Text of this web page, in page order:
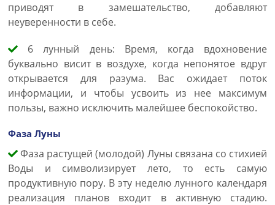
приводят в замешательство, добавляют
неуверенности в себе.
6 лунный день: Время, когда вдохновение
буквально висит в воздухе, когда непонятое вдруг
открывается для разума. Вас ожидает поток
информации, и чтобы усвоить из нее максимум
пользы, важно исключить малейшее беспокойство.
Фаза Луны
Фаза растущей (молодой) Луны связана со стихией
Воды и символизирует лето, то есть самую
продуктивную пору. В эту неделю лунного календаря
реализация планов входит в активную стадию.